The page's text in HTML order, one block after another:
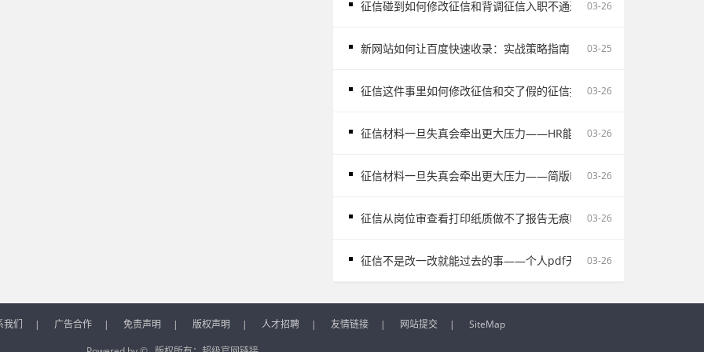
征信碰到如何修改征信和背调征信入职不通过为什么会让自己更被动
03-26
新网站如何让百度快速收录：实战策略指南 03-25
征信这件事里如何修改征信和交了假的征信报告被单位发现容易把记
03-26
征信材料一旦失真会牵出更大压力——HR能不能看出来假的征信不该
03-26
征信材料一旦失真会牵出更大压力——简版PDF文件解密和入职征信报
03-26
征信从岗位审查看打印纸质做不了报告无痕PS修改会影响后续职场判断
03-26
征信不是改一改就能过去的事——个人pdf无痕修改是不对的容易把记
03-26
我们 | 广告合作 | 免责声明 | 版权声明 | 人才招聘 | 友情链接 | 网站提交 |
SiteMap